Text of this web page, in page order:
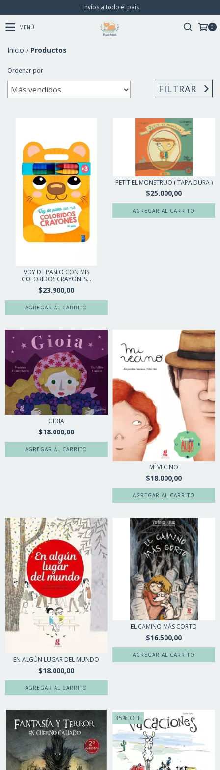
Envíos a todo el país
MENÚ 0
Inicio / Productos
Ordenar por
FILTRAR
VOY DE PASEO CON MIS
COLORIDOS CRAYONES...
$23.900,00
PETIT EL MONSTRUO ( TAPA DURA )
$25.000,00
GIOIA
$18.000,00
MÍ VECINO
$18.000,00
EN ALGÚN LUGAR DEL MUNDO
$18.000,00
EL CAMINO MÁS CORTO
$16.500,00
35% OFF